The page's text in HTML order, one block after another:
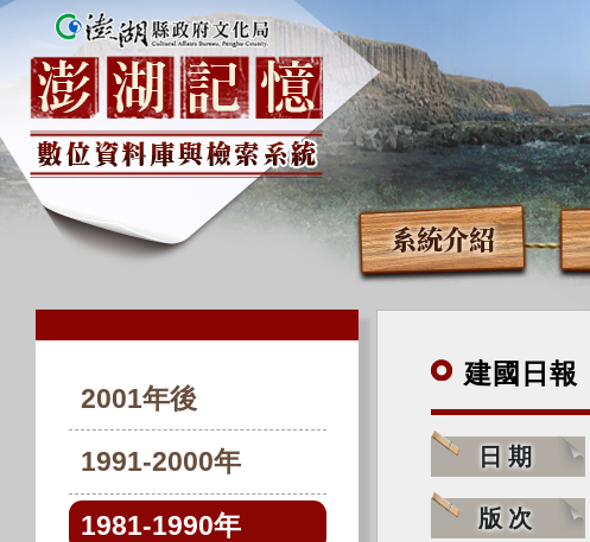
系統介紹
2001年後
1991-2000年
1981-1990年
建國 日報
日期
版次